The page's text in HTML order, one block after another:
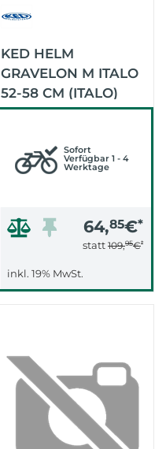
KED HELM
GRAVELON M ITALO
52-58 CM (ITALO)
Sofort
Verfügbar 1 - 4
Werktage
64,85€*
statt 109,95€*
inkl. 19% MwSt.